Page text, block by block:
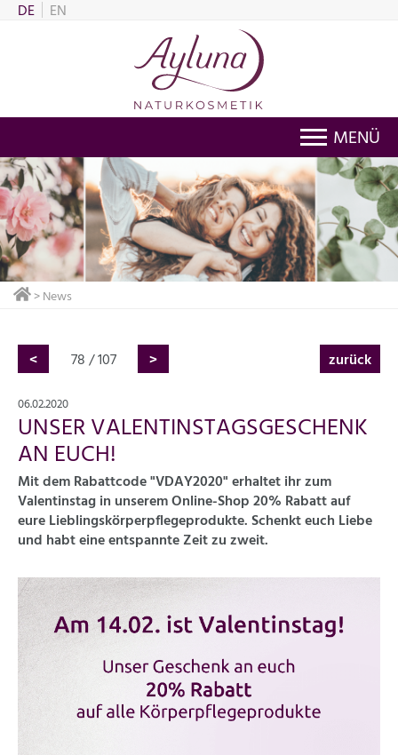
DE EN
MENÜ
> News
< 78 / 107 > zurück
06.02.2020
UNSER VALENTINSTAGSGESCHENK
AN EUCH!
Mit dem Rabattcode"VDAY2020" erhaltet ihr zum
Valentinstag in unserem Online-Shop 20% Rabattauf
eure Lieblingskörperpflegeprodukte. Schenkt euch Liebe
und habt eine entspannte Zeit zu zweit.